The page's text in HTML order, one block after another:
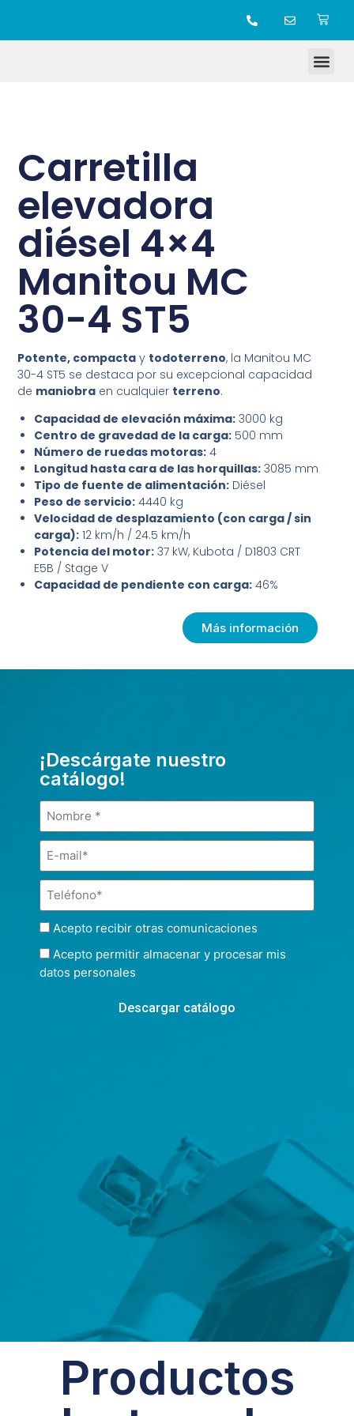
Carretilla
elevadora
diésel 4×4
Manitou MC
30-4 ST5
Potente, compacta y todoterreno, la Manitou MC
30-4 ST5 se destaca por su excepcional capacidad
de maniobra en cualquier terreno.
Capacidad de elevación máxima: 3000 kg
Centro de gravedad de la carga: 500 mm
Número de ruedas motoras: 4
Longitud hasta cara de las horquillas: 3085 mm
Tipo de fuente de alimentación: Diésel
Peso de servicio: 4440 kg
Velocidad de desplazamiento (con carga / sin
carga): 12 km/h / 24.5 km/h
Potencia del motor: 37 kW, Kubota / D1803 CRT
E5B / Stage V
Capacidad de pendiente con carga: 46%
Más información
¡Descárgate nuestro
catálogo!
Acepto recibir otras comunicaciones
Acepto permitir almacenar y procesar mis
datos personales
Descargar catálogo
Productos